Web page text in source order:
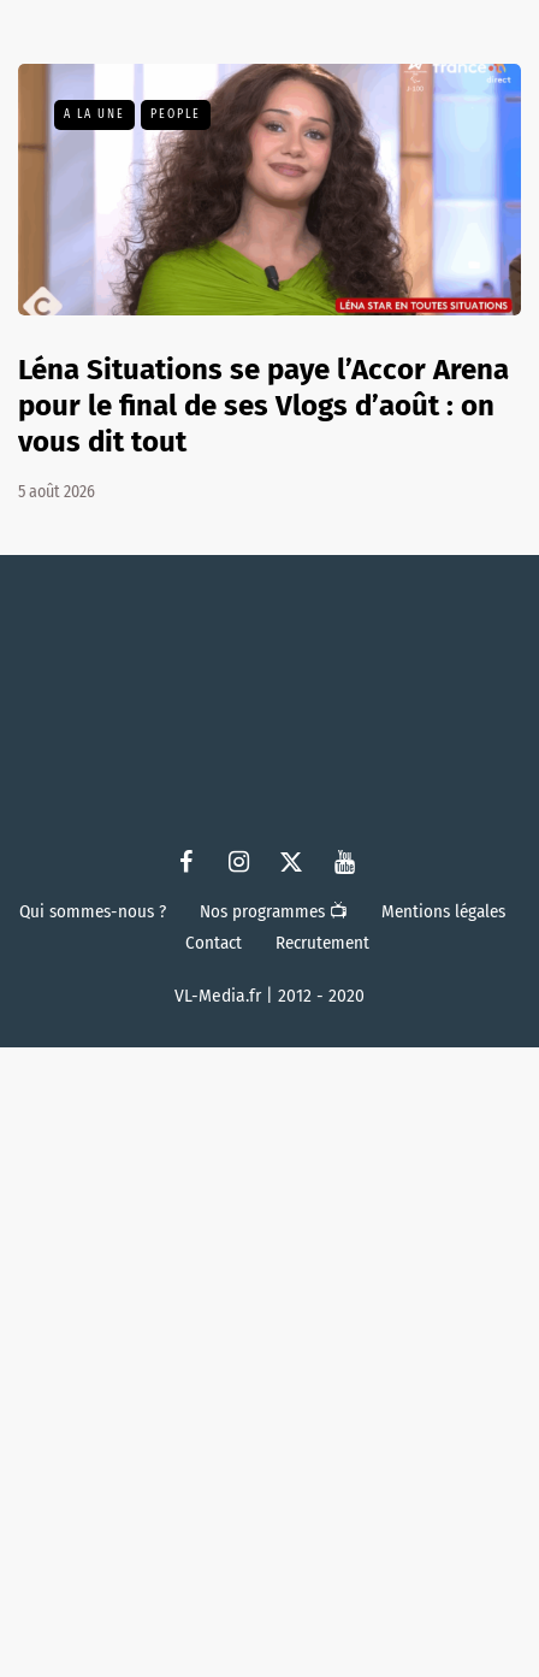
A LA UNE PEOPLE
Léna Situations se paye l’Accor Arena
pour le final de ses Vlogs d’août : on
vous dit tout
5 août 2026
Qui sommes-nous ? Nos programmes 📺
Mentions légales
Contact
Recrutement
VL-Media.fr | 2012 - 2020